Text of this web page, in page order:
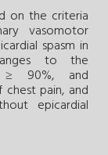
on the criteria
vasomotor
spasm in
to the
≥ 90%, and
pain, and
epicardial